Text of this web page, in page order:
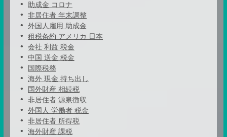
助成金 コロナ
非居住者 年末調整
外国人雇用 助成金
租税条約 アメリカ 日本
会社 利益 税金
中国 送金 税金
国際税務
海外 現金 持ち出し
国外財産 相続税
非居住者 源泉徴収
外国人 労働者 税金
非居住者 所得税
海外財産 課税